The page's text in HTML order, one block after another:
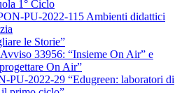
1° Ciclo
PU-2022-115 Ambienti didattici
le Storie”
33956: “Insieme On Air” e
On Air”
PU-2022-29 “Edugreen: laboratori di